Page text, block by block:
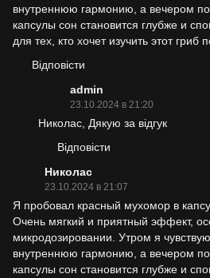
внутреннюю гармонию, а вечером
капсулы сон становится глубже и
для тех, кто хочет изучить этот гриб
Відповісти
admin
23.10.2024 в 21:20
Николас, Дякую за відгук
Відповісти
Николас
23.10.2024 в 21:07
Я пробовал красный мухомор в
Очень мягкий и приятный эффект,
микродозировании. Утром я
внутреннюю гармонию, а вечером
капсулы сон становится глубже и